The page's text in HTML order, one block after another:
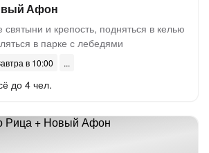
Афон
святыни и крепость, подняться в келью
в парке с лебедями
в 10:00
до 4 чел.